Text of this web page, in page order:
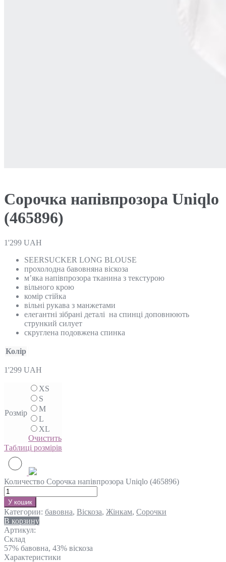
Сорочка напівпрозора Uniqlo
(465896)
1'299 UAH
SEERSUCKER LONG BLOUSE
прохолодна бавовняна віскоза
м’яка напівпрозора тканина з текстурою
вільного крою
комір стійка
вільні рукава з манжетами
елегантні зібрані деталі на спинці доповнюють
стрункий силует
скруглена подовжена спинка
Колір
1'299 UAH
Розмір
XS
S
M
L
XL
Очистить
Таблиці розмірів
Количество Сорочка напівпрозора Uniqlo (465896)
У кошик
Категории: бавовна, Віскоза, Жінкам, Сорочки
В корзину
Артикул:
Склад
57% бавовна, 43% віскоза
Характеристики